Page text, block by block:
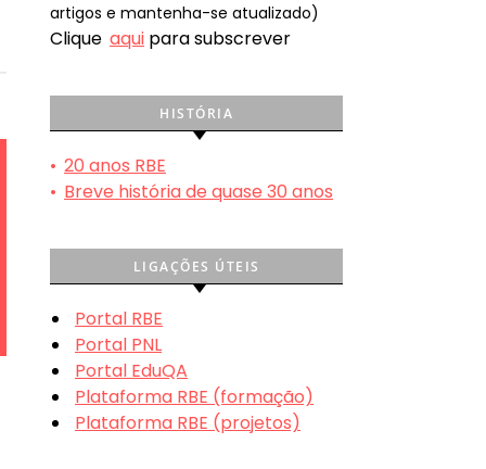
artigos e mantenha-se atualizado)
Clique aqui para subscrever
HISTÓRIA
• 20 anos RBE
• Breve história de quase 30 anos
LIGAÇÕES ÚTEIS
Portal RBE
Portal PNL
Portal EduQA
Plataforma RBE (formação)
Plataforma RBE (projetos)